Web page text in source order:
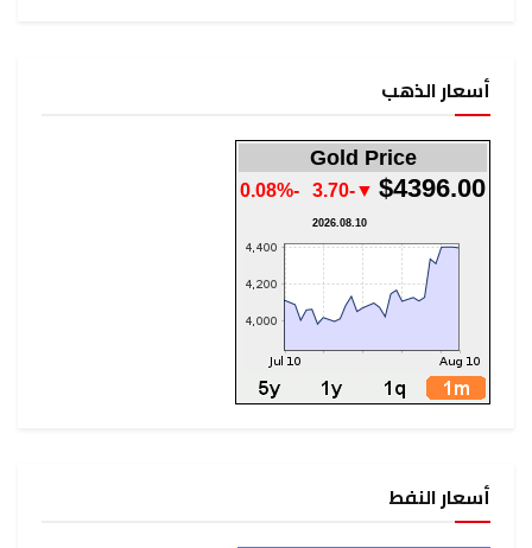
أسعار الذهب
Gold Price
$4396.00
▼-3.70
-0.08%
2026.08.10
أسعار النفط